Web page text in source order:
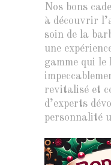
Nos bons
à découvrir
soin de la
une
gamme qui le
revitalisé et
d’experts
personnalité